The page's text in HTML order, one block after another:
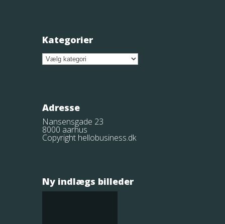
Kategorier
Kategorier
Adresse
Nansensgade 23
8000 aarhus
Copyright hellobusiness.dk
Ny indlægs billeder